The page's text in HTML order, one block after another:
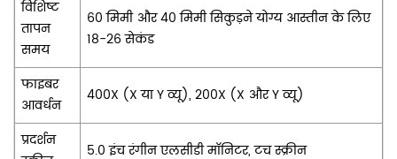
विशिष्ट
तापन
समय
60 मिमी और 40 मिमी सिकुड़ने योग्य आस्तीन के लिए
18-26 सेकंड
फाइबर
आवर्धन
400X (X या Y व्यू), 200X (X और Y व्यू)
प्रदर्शन
5.0 इंच रंगीन एलसीडी मॉनिटर, टच स्क्रीन